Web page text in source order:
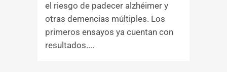
el riesgo de padecer alzhéimer y
otras demencias múltiples. Los
primeros ensayos ya cuentan con
resultados....